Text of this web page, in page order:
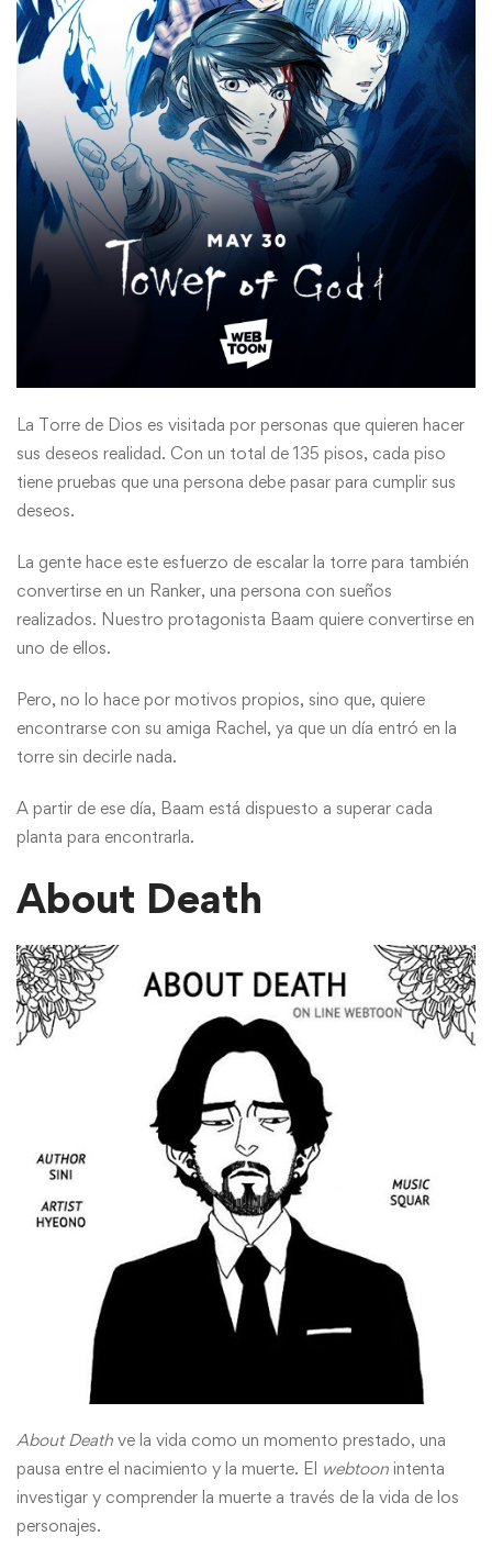
La Torre de Dios es visitada por personas que quieren hacer
sus deseos realidad. Con un total de 135 pisos, cada piso
tiene pruebas que una persona debe pasar para cumplir sus
deseos.
La gente hace este esfuerzo de escalar la torre para también
convertirse en un Ranker, una persona con sueños
realizados. Nuestro protagonista Baam quiere convertirse en
uno de ellos.
Pero, no lo hace por motivos propios, sino que, quiere
encontrarse con su amiga Rachel, ya que un día entró en la
torre sin decirle nada.
A partir de ese día, Baam está dispuesto a superar cada
planta para encontrarla.
About Death
About Death ve la vida como un momento prestado, una
pausa entre el nacimiento y la muerte. El webtoon intenta
investigar y comprender la muerte a través de la vida de los
personajes.